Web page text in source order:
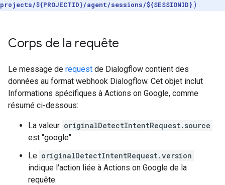
projects/${PROJECTID}/agent/sessions/${SESSIONID} .)
Corps de la requête
Le message de request de Dialogflow contient des
données au format webhook Dialogflow. Cet objet inclut
Informations spécifiques à Actions on Google, comme
résumé ci-dessous:
La valeur originalDetectIntentRequest.source
est "google".
Le originalDetectIntentRequest.version
indique l'action liée à Actions on Google de la
requête.